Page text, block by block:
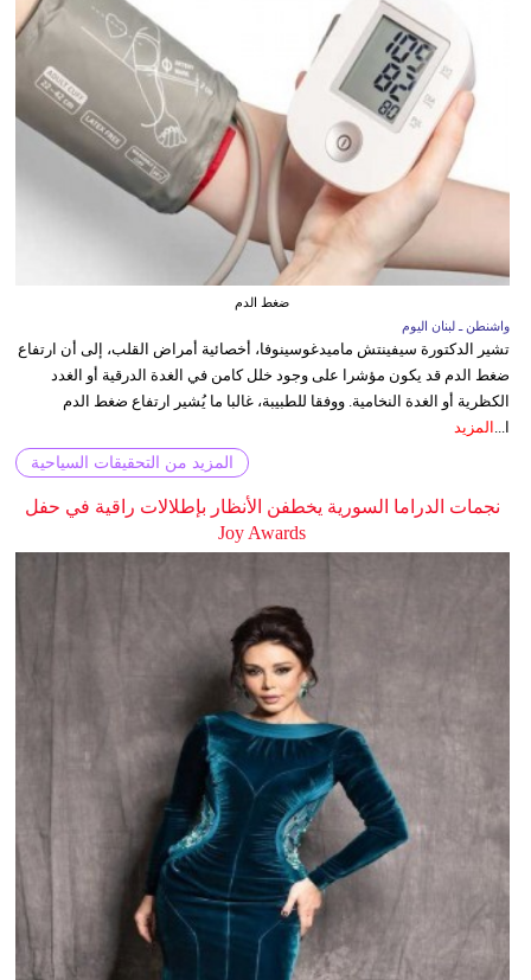
ضغط الدم
واشنطن ـ لبنان اليوم
تشير الدكتورة سيفينتش ماميدغوسينوفا، أخصائية أمراض القلب، إلى أن ارتفاع
ضغط الدم قد يكون مؤشرا على وجود خلل كامن في الغدة الدرقية أو الغدد
الكظرية أو الغدة النخامية. ووفقا للطبيبة، غالبا ما يُشير ارتفاع ضغط الدم
ا... المزيد
المزيد من التحقيقات السياحية
نجمات الدراما السورية يخطفن الأنظار بإطلالات راقية في حفل
Joy Awards